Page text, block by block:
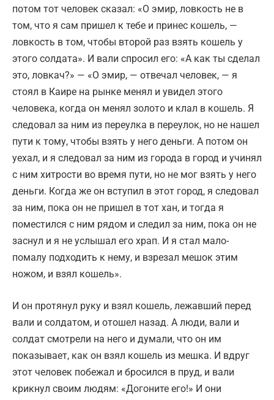
потом тот человек сказал: «О эмир, ловкость не в
том, что я сам пришел к тебе и принес кошель, —
ловкость в том, чтобы второй раз взять кошель у
этого солдата». И вали спросил его: «А как ты сделал
это, ловкач?» — «О эмир, — отвечал человек, — я
стоял в Каире на рынке менял и увидел этого
человека, когда он менял золото и клал в кошель. Я
следовал за ним из переулка в переулок, но не нашел
пути к тому, чтобы взять у него деньги. А потом он
уехал, и я следовал за ним из города в город и учинял
с ним хитрости во время пути, но не мог взять у него
деньги. Когда же он вступил в этот город, я следовал
за ним, пока он не пришел в тот хан, и тогда я
поместился с ним рядом и следил за ним, пока он не
заснул и я не услышал его храп. И я стал мало-
помалу подходить к нему, и взрезал мешок этим
ножом, и взял кошель».
И он протянул руку и взял кошель, лежавший перед
вали и солдатом, и отошел назад. А люди, вали и
солдат смотрели на него и думали, что он им
показывает, как он взял кошель из мешка. И вдруг
этот человек побежал и бросился в пруд, и вали
крикнул своим людям: «Догоните его!» И они